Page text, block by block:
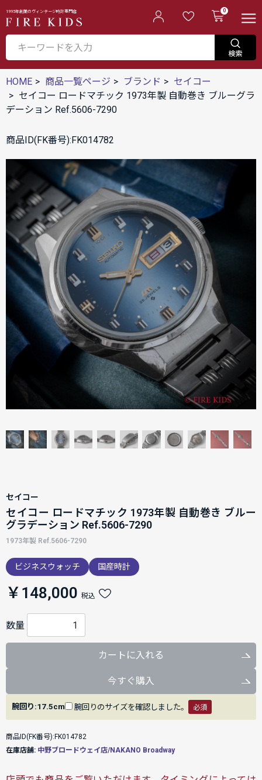
1995年創業のヴィンテージ時計専門店 0
HOME 商品一覧ページ ブランド
セイコー
セイコー ロードマチック 1973年製 自動巻き ブルーグラ
デーション Ref.5606-7290
商品ID(FK番号):FK014782
セイコー
セイコー ロードマチック 1973年製 自動巻き ブルー
グラデーション Ref.5606-7290
1973年製 Ref.5606-7290
ビジネスウォッチ 国産時計
￥148,000 税込
数量
カートに入れる
今すぐ購入
腕回り:17.5cm 腕回りのサイズを確認しました。 必須
商品ID(FK番号):FK014782
在庫店舗: 中野ブロードウェイ店/NAKANO Broadway